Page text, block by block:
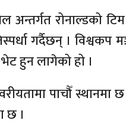
रोनाल्डको
गर्दैछन् । विश्वकप
हुन लागेको हो ।
पाचौँ स्थानमा
छ ।